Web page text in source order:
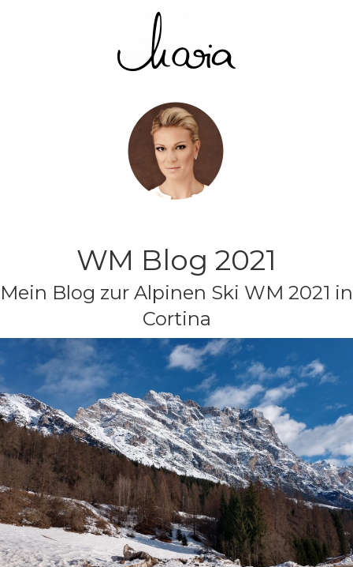
WM Blog 2021
Mein Blog zur Alpinen Ski WM 2021 in
Cortina